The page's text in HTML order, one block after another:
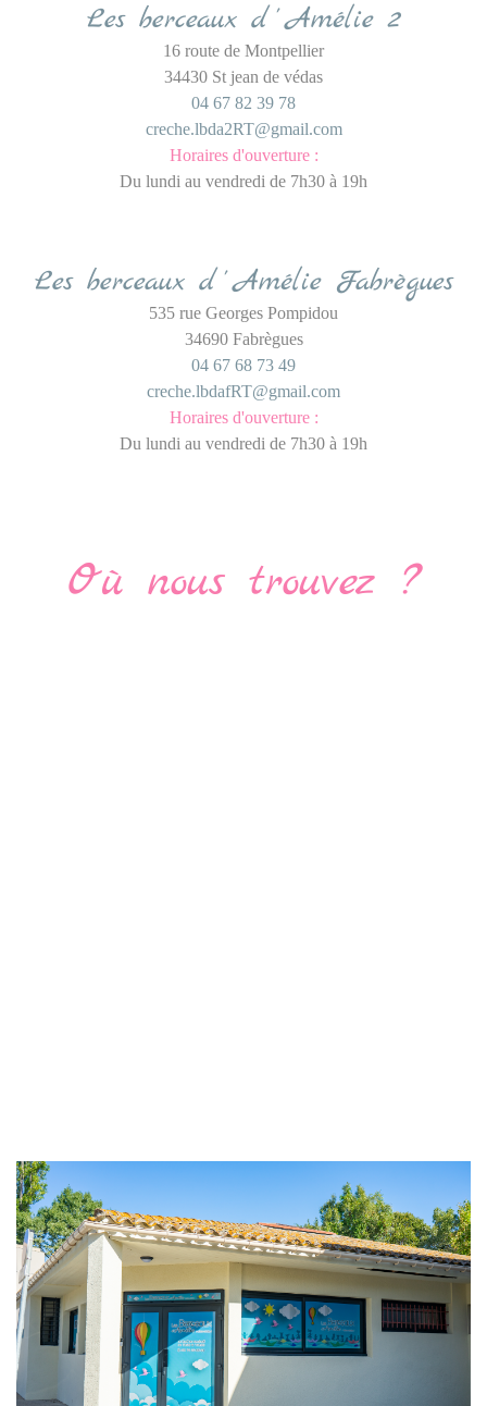
Les berceaux d ' Amélie 2
16 route de Montpellier
34430 St jean de védas
04 67 82 39 78
creche.lbda2RT@gmail.com
Horaires d'ouverture :
Du lundi au vendredi de 7h30 à 19h
Les berceaux d ' Amélie Fabrègues
535 rue Georges Pompidou
34690 Fabrègues
04 67 68 73 49
creche.lbdafRT@gmail.com
Horaires d'ouverture :
Du lundi au vendredi de 7h30 à 19h
Où nous trouvez ?